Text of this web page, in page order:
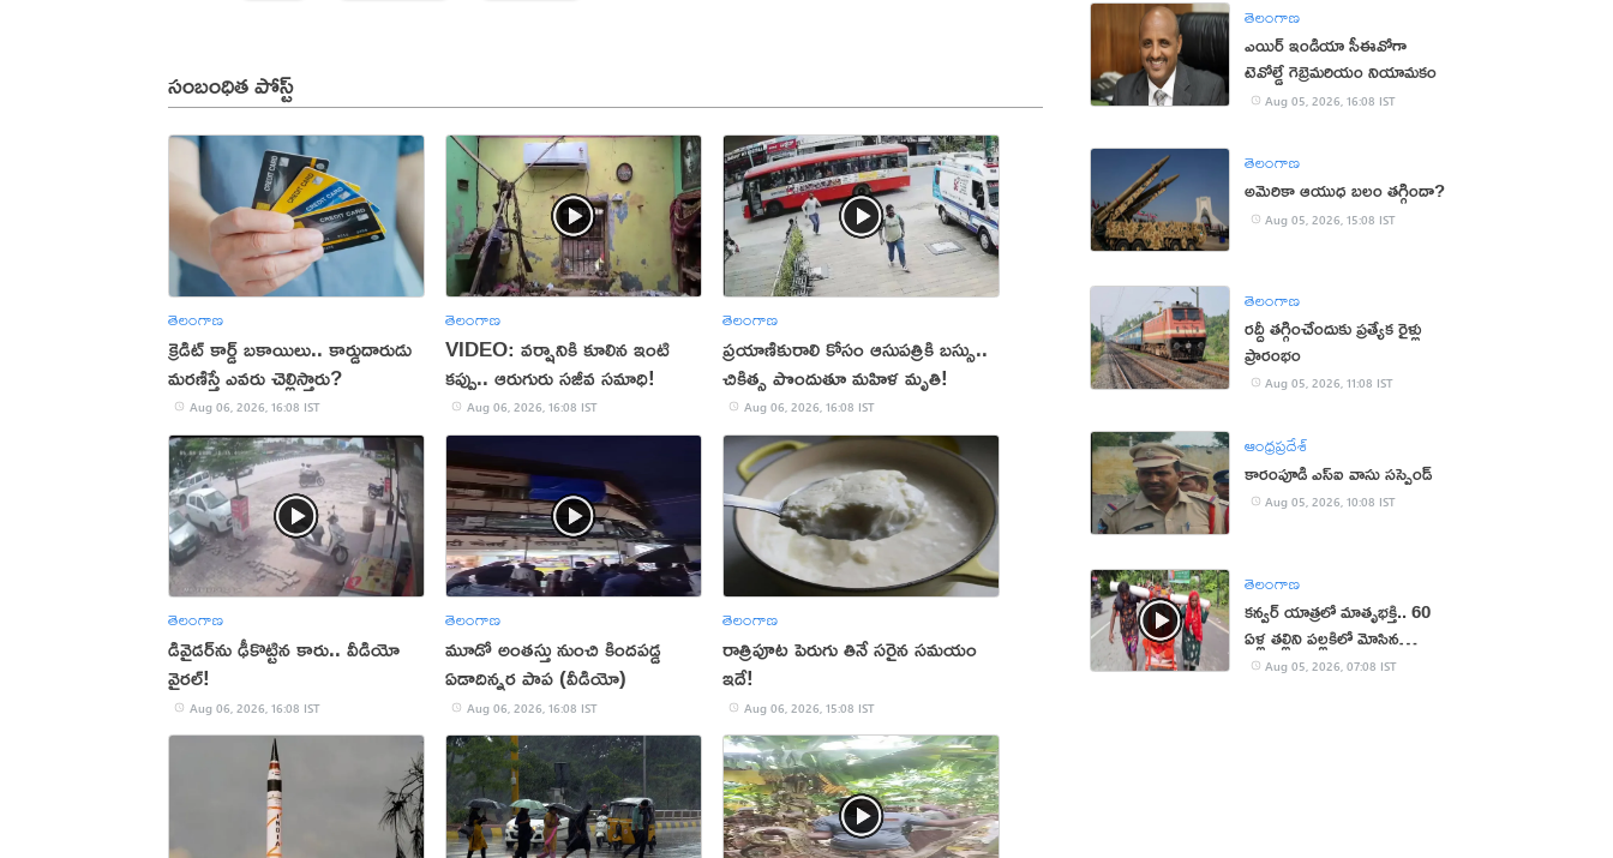
సంబంధిత పోస్ట్
తెలంగాణ
క్రెడిట్ కార్డ్ బకాయిలు.. కార్డుదారుడు
మరణిస్తే ఎవరు చెల్లిస్తారు?
Aug 06, 2026, 16:08 IST
తెలంగాణ
VIDEO: వర్షానికి కూలిన ఇంటి
కప్పు.. ఆరుగురు సజీవ సమాధి!
Aug 06, 2026, 16:08 IST
తెలంగాణ
ప్రయాణికురాలి కోసం ఆసుపత్రికి బస్సు..
చికిత్స పొందుతూ మహిళ మృతి!
Aug 06, 2026, 16:08 IST
తెలంగాణ
డివైడర్‌ను ఢీకొట్టిన కారు.. వీడియో
వైరల్!
Aug 06, 2026, 16:08 IST
తెలంగాణ
మూడో అంతస్తు నుంచి కిందపడ్డ
ఏడాదిన్నర పాప (వీడియో)
Aug 06, 2026, 16:08 IST
తెలంగాణ
రాత్రిపూట పెరుగు తినే సరైన సమయం
ఇదే!
Aug 06, 2026, 15:08 IST
తెలంగాణ
ఎయిర్ ఇండియా సీఈవోగా
టెవోల్డే గెబ్రెమరియం నియామకం
Aug 05, 2026, 16:08 IST
తెలంగాణ
అమెరికా ఆయుధ బలం తగ్గిందా?
Aug 05, 2026, 15:08 IST
తెలంగాణ
రద్దీ తగ్గించేందుకు ప్రత్యేక రైళ్లు
ప్రారంభం
Aug 05, 2026, 11:08 IST
ఆంధ్రప్రదేశ్
కారంపూడి ఎస్ఐ వాసు స‌స్పెండ్‌
Aug 05, 2026, 10:08 IST
తెలంగాణ
కన్వర్ యాత్రలో మాతృభక్తి.. 60
ఏళ్ల తల్లిని పల్లకిలో మోసిన
కొడుకు, కోడలు!
Aug 05, 2026, 07:08 IST